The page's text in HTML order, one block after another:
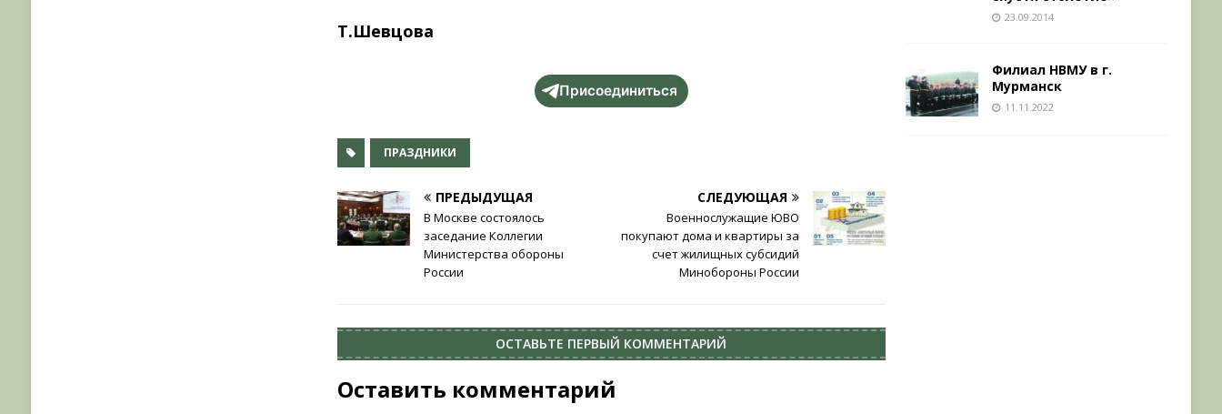
Т.Шевцова
Присоединиться
ПРАЗДНИКИ
ПРЕДЫДУЩАЯ
В Москве состоялось
заседание Коллегии
Министерства обороны
России
СЛЕДУЮЩАЯ
Военнослужащие ЮВО
покупают дома и квартиры за
счет жилищных субсидий
Минобороны России
ОСТАВЬТЕ ПЕРВЫЙ КОММЕНТАРИЙ
Оставить комментарий
23.09.2014
Филиал НВМУ в г.
Мурманск
11.11.2022